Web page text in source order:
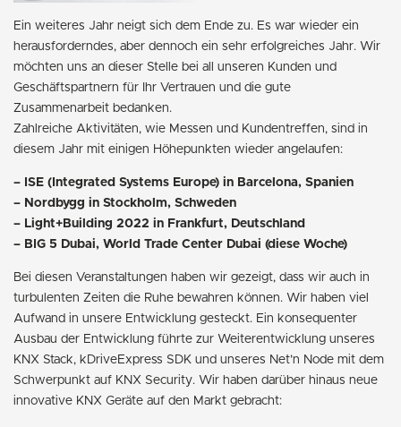
Ein weiteres Jahr neigt sich dem Ende zu. Es war wieder ein
herausforderndes, aber dennoch ein sehr erfolgreiches Jahr. Wir
möchten uns an dieser Stelle bei all unseren Kunden und
Geschäftspartnern für Ihr Vertrauen und die gute
Zusammenarbeit bedanken.
Zahlreiche Aktivitäten, wie Messen und Kundentreffen, sind in
diesem Jahr mit einigen Höhepunkten wieder angelaufen:
– ISE (Integrated Systems Europe) in Barcelona, Spanien
– Nordbygg in Stockholm, Schweden
– Light+Building 2022 in Frankfurt, Deutschland
– BIG 5 Dubai, World Trade Center Dubai (diese Woche)
Bei diesen Veranstaltungen haben wir gezeigt, dass wir auch in
turbulenten Zeiten die Ruhe bewahren können. Wir haben viel
Aufwand in unsere Entwicklung gesteckt. Ein konsequenter
Ausbau der Entwicklung führte zur Weiterentwicklung unseres
KNX Stack, kDriveExpress SDK und unseres Net’n Node mit dem
Schwerpunkt auf KNX Security. Wir haben darüber hinaus neue
innovative KNX Geräte auf den Markt gebracht: